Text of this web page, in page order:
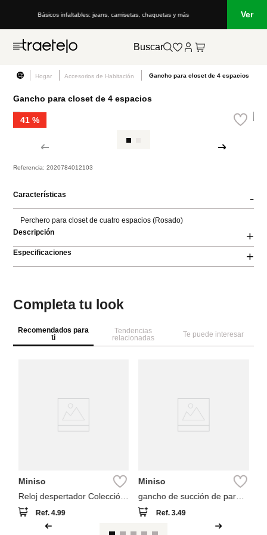
Básicos infaltables: jeans, camisetas, chaquetas y más Lo que está de
Ver
Buscar
Hogar Accesorios de Habitación Gancho para closet de 4 espacios
Gancho para closet de 4 espacios
41 %
Referencia:2020784012103
Características -
Perchero para closet de cuatro espacios (Rosado)
Descripción
+
Especificaciones +
Completa tu look
Recomendados para
ti
Tendencias
relacionadas
Te puede interesar
Miniso
Reloj despertador Colección
Cream Rabbit
Ref.4.99
Miniso
gancho de succión de pared
2 unidades
Ref. 3.49